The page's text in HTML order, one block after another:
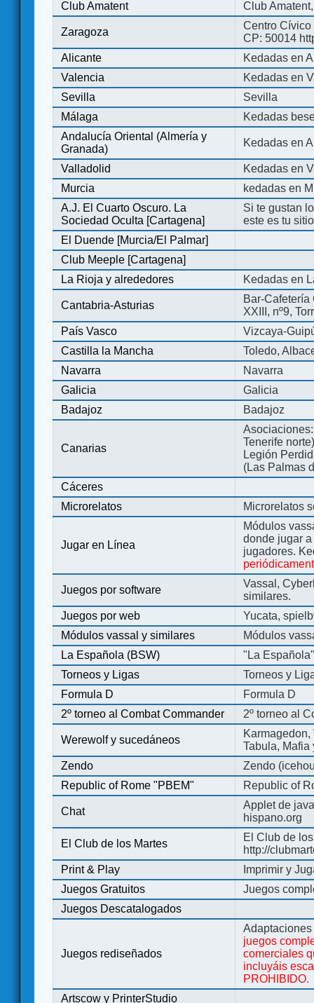
Club Amatent
Club
Zaragoza
Centro Cívico
CP: 50014
Alicante
Kedadas en
Valencia
Kedadas en
Sevilla
Sevilla
Málaga
Kedadas
Andalucía Oriental (Almería y
Granada)
Kedadas en
Valladolid
Kedadas en
Murcia
kedadas en
A.J. El Cuarto Oscuro. La
Sociedad Oculta [Cartagena]
Si te gustan
este es tu
El Duende [Murcia/El Palmar]
Club Meeple [Cartagena]
La Rioja y alrededores
Kedadas en
Cantabria-Asturias
Bar-
XXIII, nº9,
País Vasco
Vizcaya-
Castilla la Mancha
Toledo,
Navarra
Navarra
Galicia
Galicia
Badajoz
Badajoz
Canarias
Tenerife
Legión
(Las Palmas
Cáceres
Microrelatos
Microrelatos
Jugar en Línea
Módulos
donde jugar
jugadores.
Juegos por software
Vassal,
similares.
Juegos por web
Yucata,
Módulos vassal y similares
Módulos
La Española (BSW)
"La
Torneos y Ligas
Torneos y
Formula D
Formula D
2º torneo al Combat Commander
2º torneo al
Werewolf y sucedáneos
Tabula, Mafia
Zendo
Zendo
Republic of Rome "PBEM"
Republic of
Chat
Applet de
hispano.org
El Club de los Martes
El Club de
http://
Print & Play
Imprimir y
Juegos Gratuitos
Juegos
Juegos Descatalogados
Juegos rediseñados
juegos
comerciales
incluyáis
PROHIBIDO.
Artscow y PrinterStudio